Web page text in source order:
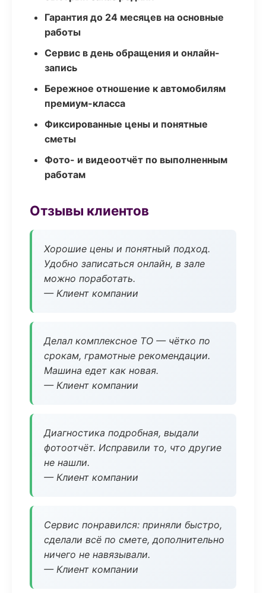
Гарантия до 24 месяцев на основные
работы
Сервис в день обращения и онлайн-
запись
Бережное отношение к автомобилям
премиум-класса
Фиксированные цены и понятные
сметы
Фото- и видеоотчёт по выполненным
работам
Отзывы клиентов
Хорошие цены и понятный подход.
Удобно записаться онлайн, в зале
можно поработать.
— Клиент компании
Делал комплексное ТО — чётко по
срокам, грамотные рекомендации.
Машина едет как новая.
— Клиент компании
Диагностика подробная, выдали
фотоотчёт. Исправили то, что другие
не нашли.
— Клиент компании
Сервис понравился: приняли быстро,
сделали всё по смете, дополнительно
ничего не навязывали.
— Клиент компании